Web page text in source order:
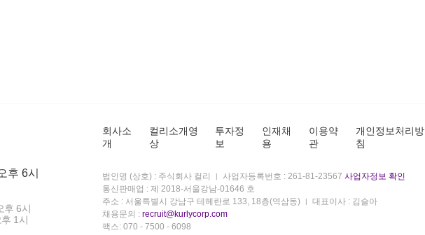
후 6시
후 6시
1시
회사소
개
컬리소개영
상
투자정
보
인재채
용
이용약
관
개인정보처리방
침
법인명 (상호) : 주식회사 컬리 사업자등록번호 : 261-81-23567 사업자정보 확인
통신판매업 : 제 2018-서울강남-01646 호
주소 : 서울특별시 강남구 테헤란로 133, 18층(역삼동)
대표이사 : 김슬아
채용문의 : recruit@kurlycorp.com
팩스: 070 - 7500 - 6098